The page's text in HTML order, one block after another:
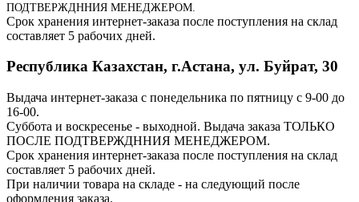
ПОДТВЕРЖДННИЯ МЕНЕДЖЕРОМ.
Срок хранения интернет-заказа после поступления на склад
составляет 5 рабочих дней.
Республика Казахстан, г.Астана, ул. Буйрат, 30
Выдача интернет-заказа с понедельника по пятницу с 9-00 до
16-00.
Суббота и воскресенье - выходной. Выдача заказа ТОЛЬКО
ПОСЛЕ ПОДТВЕРЖДННИЯ МЕНЕДЖЕРОМ.
Срок хранения интернет-заказа после поступления на склад
составляет 5 рабочих дней.
При наличии товара на складе - на следующий после
оформления заказа.